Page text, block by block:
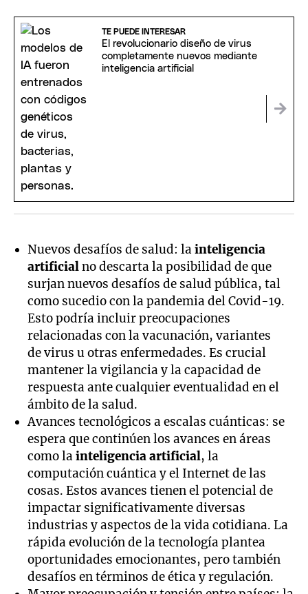
TE PUEDE INTERESAR
El revolucionario diseño de virus
completamente nuevos mediante
inteligencia artificial
Nuevos desafíos de salud: lainteligencia
artificialno descarta la posibilidad de que
surjan nuevos desafíos de salud pública, tal
como sucedio con la pandemia del Covid-19.
Esto podría incluir preocupaciones
relacionadas con la vacunación, variantes
de virus u otras enfermedades. Es crucial
mantener la vigilancia y la capacidad de
respuesta ante cualquier eventualidad en el
ámbito de la salud.
Avances tecnológicos a escalas cuánticas: se
espera que continúen los avances en áreas
como lainteligencia artificial, la
computación cuántica y el Internet de las
cosas. Estos avances tienen el potencial de
impactar significativamente diversas
industrias y aspectos de la vida cotidiana. La
rápida evolución de la tecnología plantea
oportunidades emocionantes, pero también
desafíos en términos de ética y regulación.